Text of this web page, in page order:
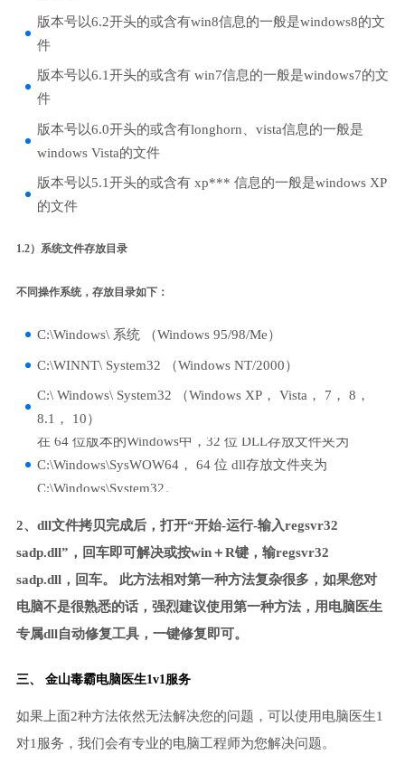
版本号以6.2开头的或含有win8信息的一般是windows8的文
件
版本号以6.1开头的或含有 win7信息的一般是windows7的文
件
版本号以6.0开头的或含有longhorn、vista信息的一般是
windows Vista的文件
版本号以5.1开头的或含有 xp*** 信息的一般是windows XP
的文件
1.2）系统文件存放目录
不同操作系统，存放目录如下：
C:\Windows\ 系统 （Windows 95/98/Me）
C:\WINNT\ System32 （Windows NT/2000）
C:\ Windows\ System32 （Windows XP， Vista， 7， 8，
8.1， 10）
在 64 位版本的Windows中，32 位 DLL存放文件夹为
C:\Windows\SysWOW64， 64 位 dll存放文件夹为
C:\Windows\System32。
2、dll文件拷贝完成后，打开“开始-运行-输入regsvr32
sadp.dll”，回车即可解决或按win＋R键，输regsvr32
sadp.dll，回车。 此方法相对第一种方法复杂很多，如果您对
电脑不是很熟悉的话，强烈建议使用第一种方法，用电脑医生
专属dll自动修复工具，一键修复即可。
三、 金山毒霸电脑医生1v1服务
如果上面2种方法依然无法解决您的问题，可以使用电脑医生1
对1服务，我们会有专业的电脑工程师为您解决问题。